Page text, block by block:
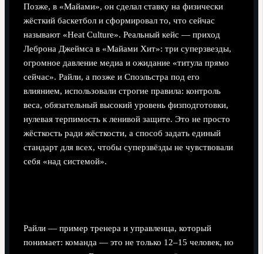
Позже, в «Майами», он сделал ставку на физически
жёсткий баскетбол и сформировал то, что сейчас
называют «Heat Culture». Реальный кейс — приход
Леброна Джеймса в «Майами Хит»: три суперзвезды,
огромное давление медиа и ожидание «титула прямо
сейчас». Райли, а позже и Споэльстра под его
влиянием, использовали строгие правила: контроль
веса, обязательный высокий уровень физподготовки,
нулевая терпимость к ленивой защите. Это не просто
жёсткость ради жёсткости, а способ задать единый
стандарт для всех, чтобы суперзвёзды не чувствовали
себя «над системой».
Райли — пример тренера и управленца, который
понимает: команда — это не только 12–15 человек, но